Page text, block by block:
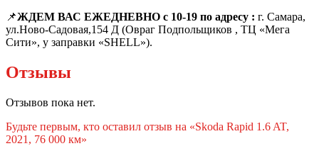
📌ЖДЕМ ВАС ЕЖЕДНЕВНО с 10-19 по адресу : г. Самара,
ул.Ново-Садовая,154 Д (Овраг Подпольщиков , ТЦ «Мега
Сити», у заправки «SНЕLL»).
Отзывы
Отзывов пока нет.
Будьте первым, кто оставил отзыв на «Skoda Rapid 1.6 AT,
2021, 76 000 км»